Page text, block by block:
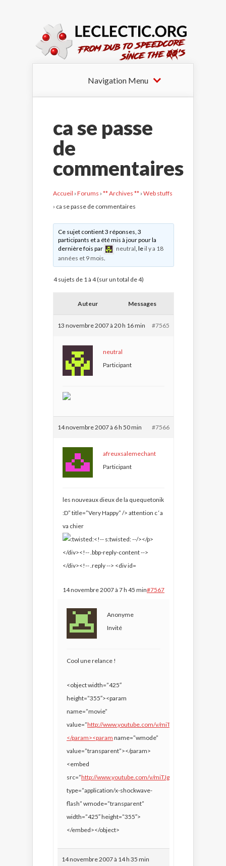
Navigation Menu
ca se passe
de
commentaires
Accueil › Forums › ** Archives ** › Web stuffs
› ca se passe de commentaires
Ce sujet contient 3 réponses, 3
participants et a été mis à jour pour la
dernière fois par
neutral , leil y a 18
années et 9 mois
4 sujets de 1 à 4 (sur un total de 4)
Auteur Messages
13 novembre 2007 à 20 h 16 min #7565
neutral
Participant
14 novembre 2007 à 6 h 50 min #7566
afreuxsalemechant
Participant
les nouveaux dieux de la quequetonik
:D” title=”Very Happy” /> attention c ‘a
va chier
14 novembre 2007 à 7 h 45 min#7567
Anonyme
Invité
Cool une relance !
<object width=”425″
height=”355″><param
name=”movie”
value=”http://www.youtube.com/v/miTJgWiSXDg&rel=1″>
</param><param name=”wmode”
value=”transparent”></param>
<embed
src=”http://www.youtube.com/v/
type=”application/x-shockwave-
flash” wmode=”transparent”
width=”425″ height=”355″>
</embed></object>
14 novembre 2007 à 14 h 35 min